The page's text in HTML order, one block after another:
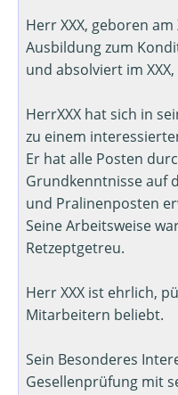
Herr XXX, geboren am
Ausbildung zum
und absolviert im
HerrXXX hat sich in
zu einem
Er hat alle Posten
Grundkenntnisse auf
und Pralinenposten
Seine Arbeitsweise
Retzeptgetreu.
Herr XXX ist ehrlich,
Mitarbeitern beliebt.
Sein Besonderes
Gesellenprüfung mit